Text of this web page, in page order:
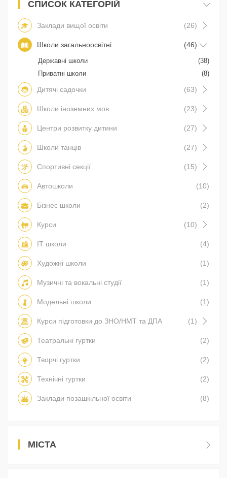
СПИСОК КАТЕГОРІЙ
Заклади вищої освіти (26)
Школи загальноосвітні (46)
Державні школи
(38)
Приватні школи
(8)
Дитячі садочки (63)
Школи іноземних мов (23)
Центри розвитку дитини (27)
Школи танців (27)
Спортивні секції (15)
Автошколи (10)
Бізнес школи (2)
Курси (10)
IT школи (4)
Художні школи (1)
Музичні та вокальні студії (1)
Модельні школи (1)
Курси підготовки до ЗНО/НМТ та ДПА (1)
Театральні гуртки (2)
Творчі гуртки (2)
Технічні гуртки (2)
Заклади позашкільної освіти (8)
МІСТА